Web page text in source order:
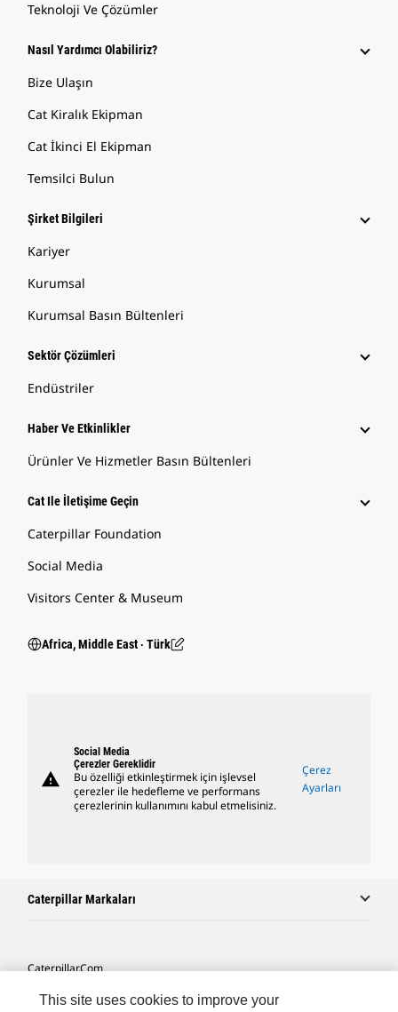
Teknoloji Ve Çözümler
Nasıl Yardımcı Olabiliriz?
Bize Ulaşın
Cat Kiralık Ekipman
Cat İkinci El Ekipman
Temsilci Bulun
Şirket Bilgileri
Kariyer
Kurumsal
Kurumsal Basın Bültenleri
Sektör Çözümleri
Endüstriler
Haber Ve Etkinlikler
Ürünler Ve Hizmetler Basın Bültenleri
Cat Ile İletişime Geçin
Caterpillar Foundation
Social Media
Visitors Center & Museum
Africa, Middle East ‧ Türk
warning
Social Media
Çerezler Gereklidir
Bu özelliği etkinleştirmek için işlevsel
çerezler ile hedefleme ve performans
çerezlerinin kullanımını kabul etmelisiniz.
Çerez
Ayarları
Caterpillar Markaları
Caterpillar.com
Caterpillar Müşteri Hizmetleri Ve Iletişim
This site uses cookies to improve your